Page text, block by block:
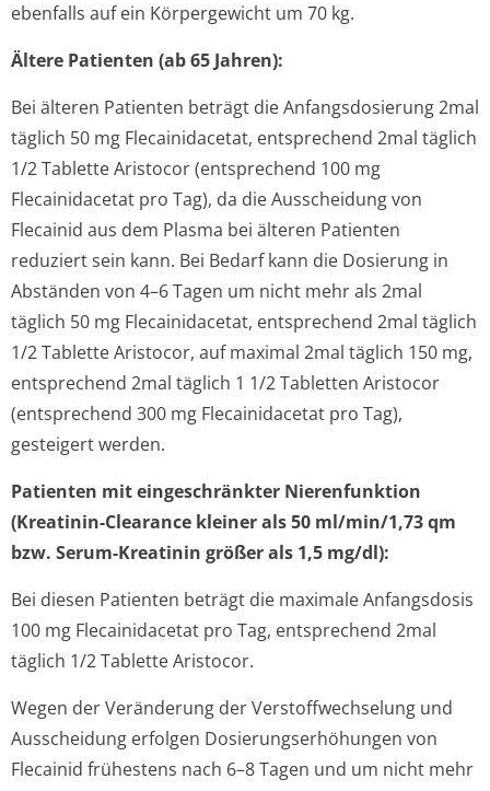
ebenfalls auf ein Körpergewicht um 70 kg.
Ältere Patienten (ab 65 Jahren):
Bei älteren Patienten beträgt die Anfangsdosierung 2mal
täglich 50 mg Flecainidacetat, entsprechend 2mal täglich
1/2 Tablette Aristocor (entsprechend 100 mg
Flecainidacetat pro Tag), da die Ausscheidung von
Flecainid aus dem Plasma bei älteren Patienten
reduziert sein kann. Bei Bedarf kann die Dosierung in
Abständen von 4–6 Tagen um nicht mehr als 2mal
täglich 50 mg Flecainidacetat, entsprechend 2mal täglich
1/2 Tablette Aristocor, auf maximal 2mal täglich 150 mg,
entsprechend 2mal täglich 1 1/2 Tabletten Aristocor
(entsprechend 300 mg Flecainidacetat pro Tag),
gesteigert werden.
Patienten mit eingeschränkter Nierenfunktion
(Kreatinin-Clearance kleiner als 50 ml/min/1,73 qm
bzw. Serum-Kreatinin größer als 1,5 mg/dl):
Bei diesen Patienten beträgt die maximale Anfangsdosis
100 mg Flecainidacetat pro Tag, entsprechend 2mal
täglich 1/2 Tablette Aristocor.
Wegen der Veränderung der Verstoffwechselung und
Ausscheidung erfolgen Dosierungserhöhun­gen von
Flecainid frühestens nach 6–8 Tagen und um nicht mehr